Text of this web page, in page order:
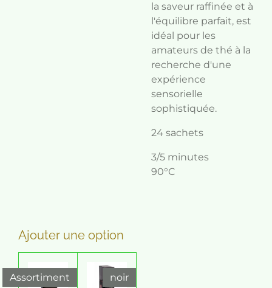
la saveur raffinée et à
l'équilibre parfait, est
idéal pour les
amateurs de thé à la
recherche d'une
expérience
sensorielle
sophistiquée.
24 sachets
3/5 minutes
90°C
Ajouter une option
Assortiment noir